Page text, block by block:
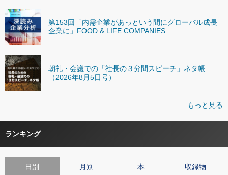
第153回「内需企業があっという間にグローバル成長
企業に」FOOD & LIFE COMPANIES
朝礼・会議での「社長の３分間スピーチ」ネタ帳
（2026年8月5日号）
もっと見る
ランキング
日別 月別 本 収録物